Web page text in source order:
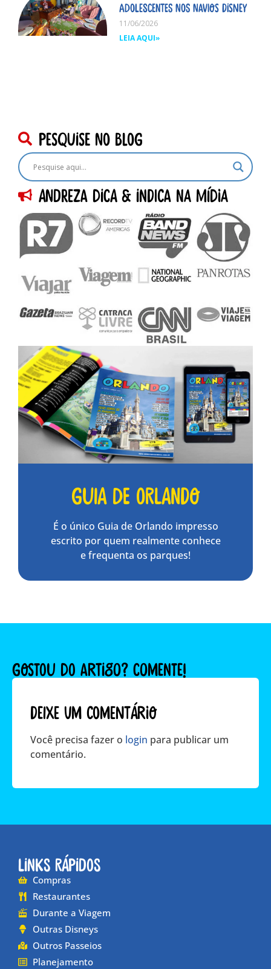
adolescentes nos navios Disney
11/06/2026
LEIA AQUI»
pesquise no blog
Andreza dica & indica na Mídia
Guia de Orlando
É o único Guia de Orlando impresso
escrito por quem realmente conhece
e frequenta os parques!
GOSTOU DO ARTIGO? COMENTE!
Deixe um comentário
Você precisa fazer o login para publicar um
comentário.
Links Rápidos
Compras
Restaurantes
Durante a Viagem
Outras Disneys
Outros Passeios
Planejamento